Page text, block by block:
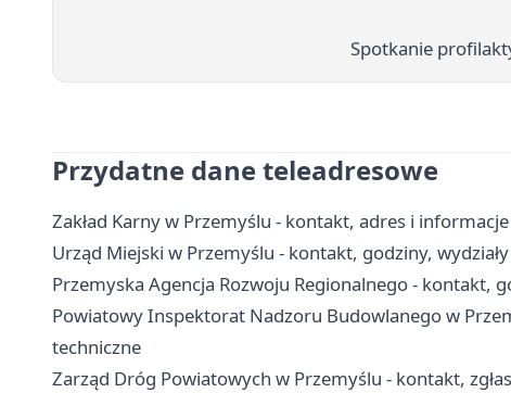
Spotkanie
Przydatne dane teleadresowe
Zakład Karny w Przemyślu - kontakt, adres i
Urząd Miejski w Przemyślu - kontakt, godziny, wydziały
Przemyska Agencja Rozwoju Regionalnego - kontakt,
Powiatowy Inspektorat Nadzoru Budowlanego w
techniczne
Zarząd Dróg Powiatowych w Przemyślu - kontakt,